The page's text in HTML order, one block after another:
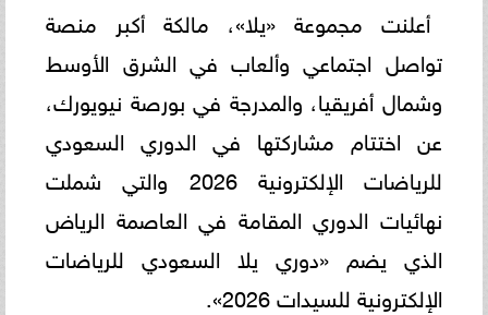
أعلنت مجموعة «يلا»، مالكة أكبر منصة
تواصل اجتماعي وألعاب في الشرق الأوسط
وشمال أفريقيا، والمدرجة في بورصة نيويورك،
عن اختتام مشاركتها في الدوري السعودي
للرياضات الإلكترونية 2026 والتي شملت
نهائيات الدوري المقامة في العاصمة الرياض
الذي يضم «دوري يلا السعودي للرياضات
الإلكترونية للسيدات 2026».